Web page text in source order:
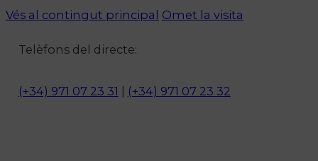
Vés al contingut principal Omet la visita
Telèfons del directe:
(+34) 971 07 23 31 (+34) 971 07 23 32
OCI